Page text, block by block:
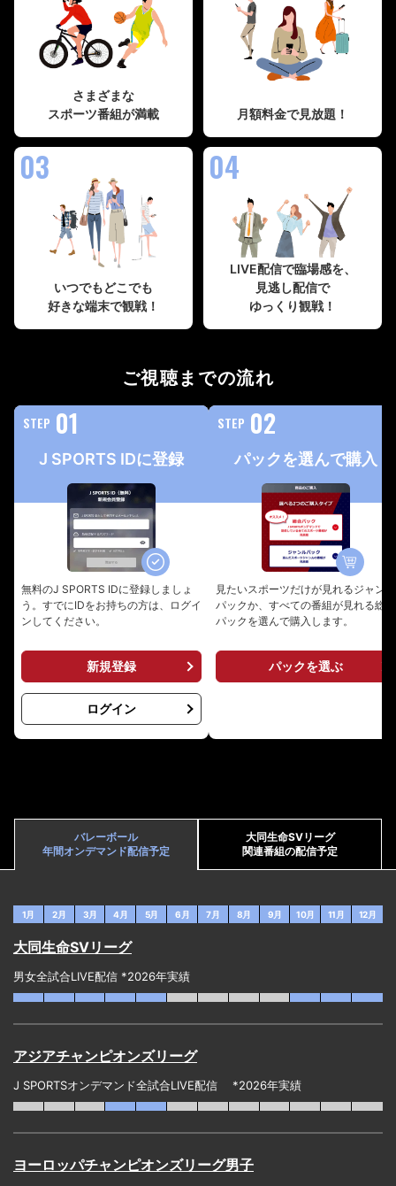
さまざまな
スポーツ番組が満載
月額料金で見放題！
03
いつでもどこでも
好きな端末で観戦！
04
LIVE配信で臨場感を、
見逃し配信で
ゆっくり観戦！
ご視聴までの流れ
J SPORTS IDに登録
無料のJ SPORTS IDに登録しましょ
う。すでにIDをお持ちの方は、ログイ
ンしてください。
新規登録
ログイン
パックを選んで購入
見たいスポーツだけが見れるジャンル
パックか、すべての番組が見れる総合
パックを選んで購入します。
パックを選ぶ
バレーボール
年間オンデマンド配信予定
大同生命SVリーグ
関連番組の配信予定
1月 2月 3月 4月 5月 6月 7月 8月 9月 10月 11月 12月
大同生命SVリーグ
男女全試合LIVE配信 *2026年実績
アジアチャンピオンズリーグ
J SPORTSオンデマンド全試合LIVE配信 *2026年実績
ヨーロッパチャンピオンズリーグ男子